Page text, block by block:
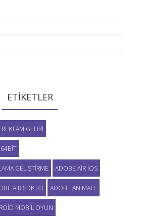
ETIKETLER
GELIRI
GELIŞTIRME ADOBE AIR IOS
AIR SDK 33 ADOBE ANIMATE
MOBIL OYUN